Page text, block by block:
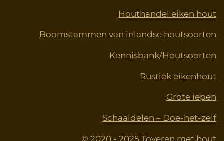
Houthandel eiken hout
Boomstammen van inlandse houtsoorten
Kennisbank/Houtsoorten
Rustiek eikenhout
Grote iepen
Schaaldelen – Doe-het-zelf
© 2020 - 2025 Toveren met hout